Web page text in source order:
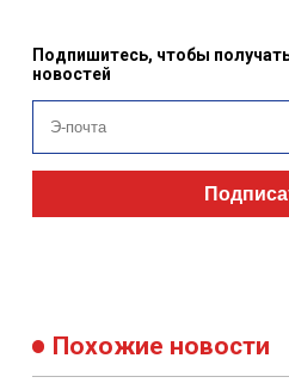
Подпишитесь, чтобы
новостей
Похожие новости